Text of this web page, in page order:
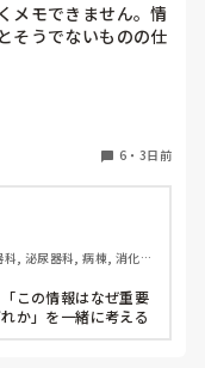
メモできません。情
そうでないものの仕
てしまいます。何
6 ・ 3日前
, 泌尿器科, 病棟, 消化器
この情報はなぜ重要
か」を一緒に考える